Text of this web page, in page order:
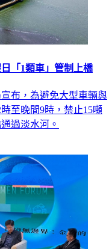
「1類車」管制上橋
布，為避免大型車輛與
至晚間9時，禁止15噸
過淡水河。